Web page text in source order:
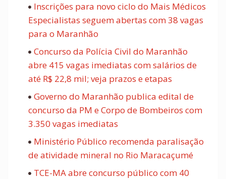
Inscrições para novo ciclo do Mais Médicos
Especialistas seguem abertas com 38 vagas
para o Maranhão
Concurso da Polícia Civil do Maranhão
abre 415 vagas imediatas com salários de
até R$ 22,8 mil; veja prazos e etapas
Governo do Maranhão publica edital de
concurso da PM e Corpo de Bombeiros com
3.350 vagas imediatas
Ministério Público recomenda paralisação
de atividade mineral no Rio Maracaçumé
TCE-MA abre concurso público com 40